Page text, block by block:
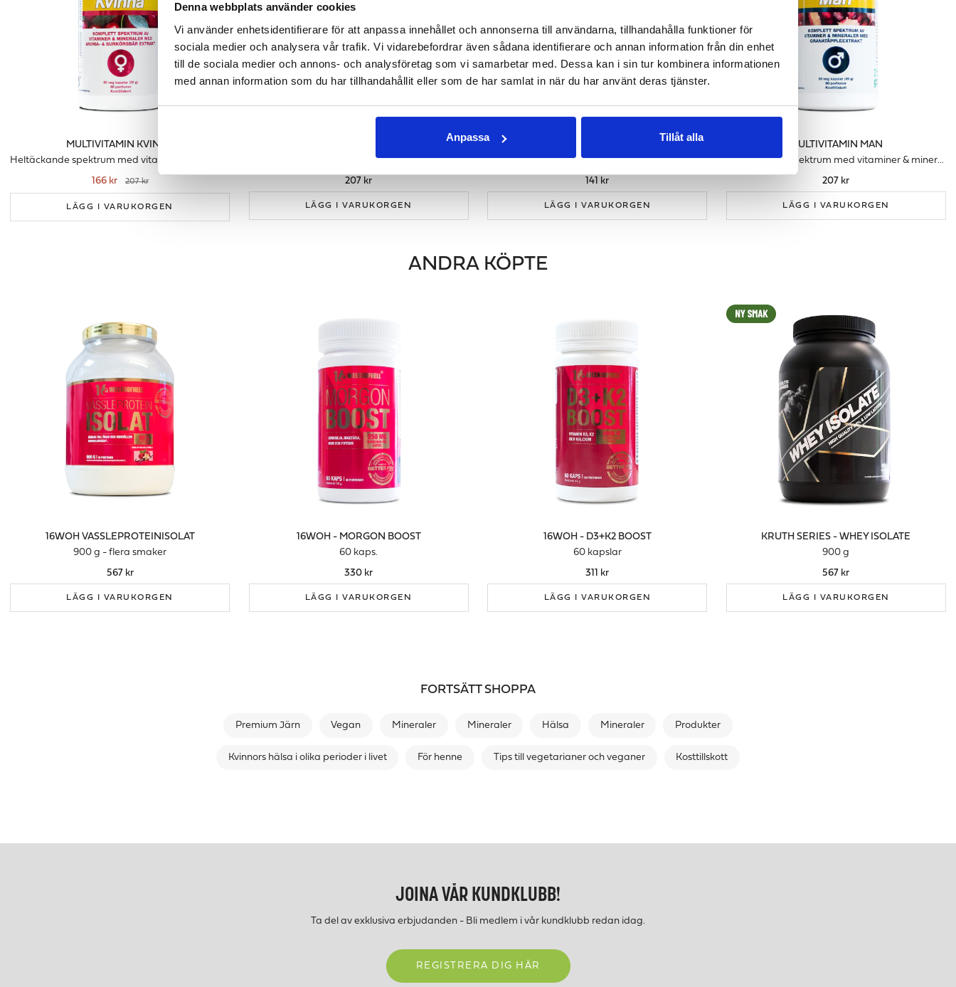
Denna webbplats använder cookies
Vi använder enhetsidentifierare för att anpassa innehållet och annonserna till användarna, tillhandahålla funktioner för
sociala medier och analysera vår trafik. Vi vidarebefordrar även sådana identifierare och annan information från din enhet
till de sociala medier och annons- och analysföretag som vi samarbetar med. Dessa kan i sin tur kombinera informationen
med annan information som du har tillhandahållit eller som de har samlat in när du har använt deras tjänster.
Anpassa Tillåt alla
MULTIVITAMIN KVINNA
166 kr
207 kr
LÄGG I VARUKORGEN
Bli piggare med magnesium
207 kr
LÄGG I VARUKORGEN
Viktig för kroppens immunförsvar
141 kr
LÄGG I VARUKORGEN
MULTIVITAMIN MAN
Heltäckande spektrum med vitaminer & mineraler för män
207 kr
LÄGG I VARUKORGEN
ANDRA KÖPTE
16WOH VASSLEPROTEINISOLAT
900 g - flera smaker
567 kr
LÄGG I VARUKORGEN
16WOH - MORGON BOOST
60 kaps.
330 kr
LÄGG I VARUKORGEN
16WOH - D3+K2 BOOST
60 kapslar
311 kr
LÄGG I VARUKORGEN
KRUTH SERIES - WHEY ISOLATE
900 g
567 kr
LÄGG I VARUKORGEN
FORTSÄTT SHOPPA
Premium Järn Vegan Mineraler Mineraler Hälsa Mineraler Produkter
Kvinnors hälsa i olika perioder i livet För henne Tips till vegetarianer och veganer Kosttillskott
JOINA VÅR KUNDKLUBB!
Ta del av exklusiva erbjudanden - Bli medlem i vår kundklubb redan idag.
REGISTRERA DIG HÄR